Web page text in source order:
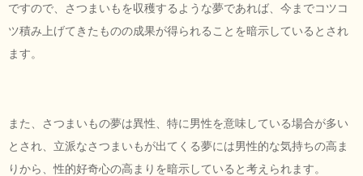
ですので、さつまいもを収穫するような夢であれば、今までコツコ
ツ積み上げてきたものの成果が得られることを暗示しているとされ
ます。
また、さつまいもの夢は異性、特に男性を意味している場合が多い
とされ、立派なさつまいもが出てくる夢には男性的な気持ちの高ま
りから、性的好奇心の高まりを暗示していると考えられます。